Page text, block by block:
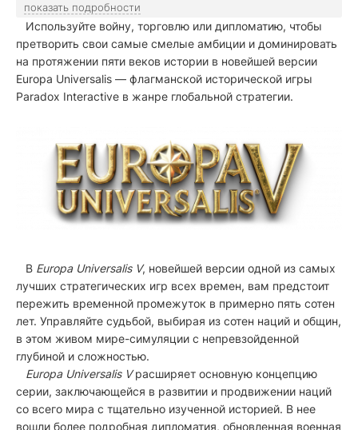
показать подробности
Используйте войну, торговлю или дипломатию, чтобы
претворить свои самые смелые амбиции и доминировать
на протяжении пяти веков истории в новейшей версии
Europa Universalis — флагманской исторической игры
Paradox Interactive в жанре глобальной стратегии.
В Europa Universalis V, новейшей версии одной из самых
лучших стратегических игр всех времен, вам предстоит
пережить временной промежуток в примерно пять сотен
лет. Управляйте судьбой, выбирая из сотен наций и общин,
в этом живом мире-симуляции с непревзойденной
глубиной и сложностью.
Europa Universalis Vрасширяет основную концепцию
серии, заключающейся в развитии и продвижении наций
со всего мира с тщательно изученной историей. В нее
вошли более подробная дипломатия, обновленная военная